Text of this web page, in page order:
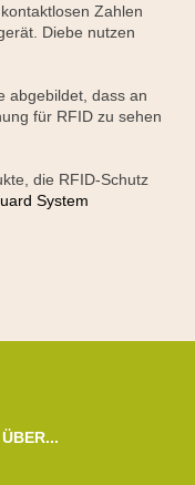
Zahlen
Diebe nutzen
abgebildet, dass an
für RFID zu sehen
die RFID-Schutz
System